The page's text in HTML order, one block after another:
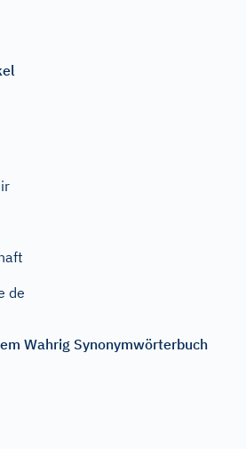
de
Wahrig Synonymwörterbuch